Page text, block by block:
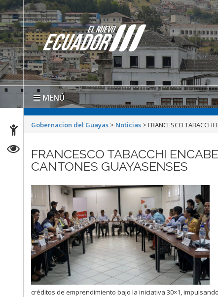
MENÚ
Gobernacion del Guayas > Noticias >FRANCESCO TABACCHI
FRANCESCO TABACCHI
CANTONES GUAYASENSES
créditos de emprendimiento bajo la iniciativa 30×1,